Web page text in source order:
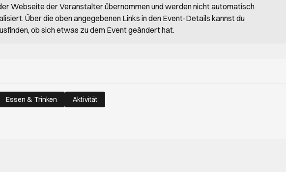
Webseite der Veranstalter übernommen und werden nicht automatisch
Über die oben angegebenen Links in den Event-Details kannst du
ob sich etwas zu dem Event geändert hat.
Essen & Trinken Aktivität